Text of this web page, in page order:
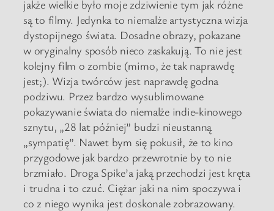
jakże wielkie było moje zdziwienie tym jak różne
są to filmy. Jedynka to niemalże artystyczna wizja
dystopijnego świata. Dosadne obrazy, pokazane
w oryginalny sposób nieco zaskakują. To nie jest
kolejny film o zombie (mimo, że tak naprawdę
jest;). Wizja twórców jest naprawdę godna
podziwu. Przez bardzo wysublimowane
pokazywanie świata do niemalże indie-kinowego
sznytu, „28 lat później” budzi nieustanną
„sympatię”. Nawet bym się pokusił, że to kino
przygodowe jak bardzo przewrotnie by to nie
brzmiało. Droga Spike’a jaką przechodzi jest kręta
i trudna i to czuć. Ciężar jaki na nim spoczywa i
co z niego wynika jest doskonale zobrazowany.